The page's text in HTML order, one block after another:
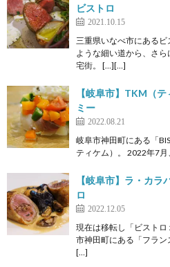
ビストロ
2021.10.15
三重県いなべ市にある
ような細い道から、さ
宅街。 […][…]
【岐阜市】TKM（
ミー
2022.08.21
岐阜市神田町にある「
ティケム）。 2022年7
【岐阜市】ラ・カラ
ロ
2022.12.05
現在は移転し「ビスト
市神田町にある「フラン
[…]